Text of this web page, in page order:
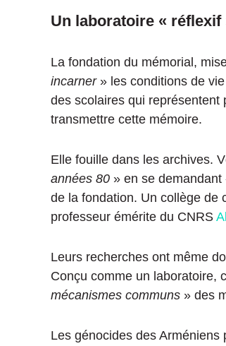
Un laboratoire « réflexif
La fondation du mémorial,
incarner » les conditions de
des scolaires qui représentent
transmettre cette mémoire.
Elle fouille dans les archives.
années 80 » en se demandant
de la fondation. Un collège de
professeur émérite du CNRS
Leurs recherches ont même
Conçu comme un laboratoire,
mécanismes communs » des
Les génocides des